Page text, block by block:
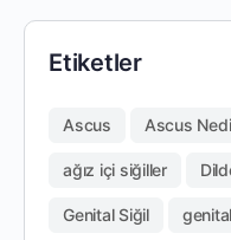
Etiketler
Ascus Ascus
ağız içi siğiller
Genital Siğil